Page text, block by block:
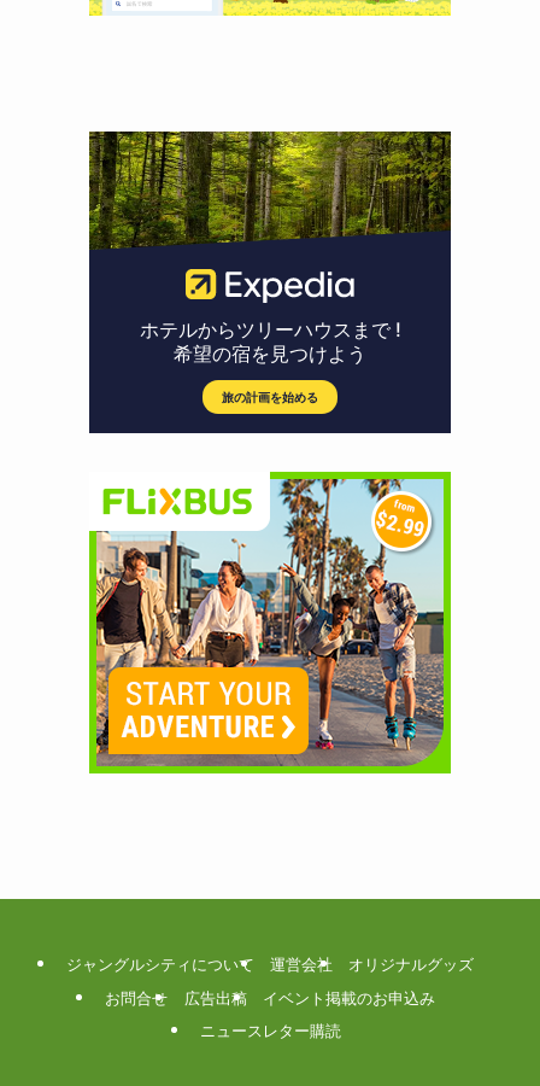
ジャングルシティについて 運営会社
オリジナルグッズ
お問合せ
広告出稿
イベント掲載のお申込み
ニュースレター購読